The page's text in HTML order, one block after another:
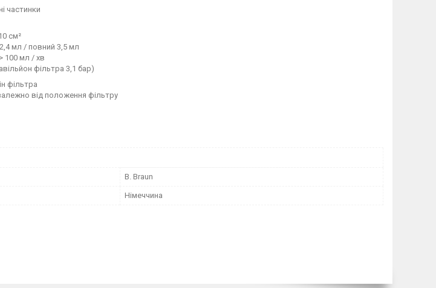
частинки
см²
мл / повний 3,5 мл
100 мл / хв
фільтра 3,1 бар)
фільтра
від положення фільтру
B. Braun
Німеччина